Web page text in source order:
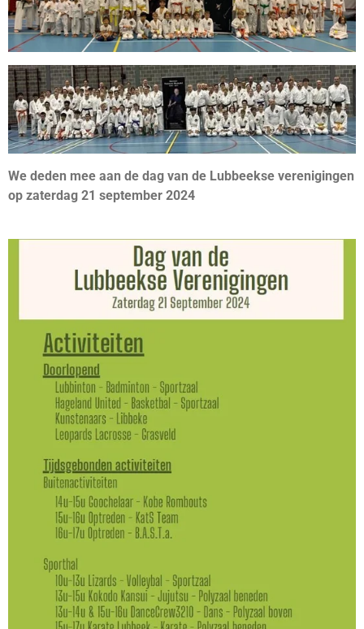
We deden mee aan de dag van de Lubbeekse verenigingen
op zaterdag 21 september 2024